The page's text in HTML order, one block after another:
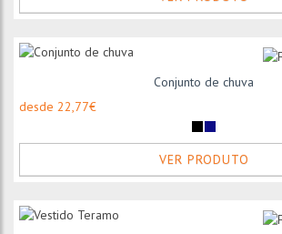
Conjunto de chuva
desde 22,77€
VER PRODUTO